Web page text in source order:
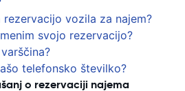
vozila za najem?
svojo rezervacijo?
telefonsko številko?
o rezervaciji najema